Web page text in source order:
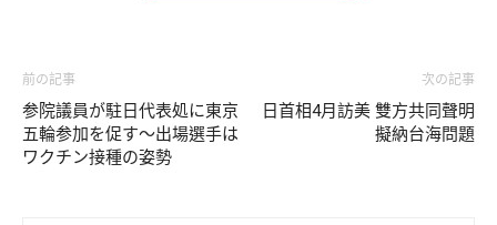
前の記事
参院議員が駐日代表処に東京
五輪参加を促す〜出場選手は
ワクチン接種の姿勢
次の記事
日首相4月訪美 雙方共同聲明
擬納台海問題